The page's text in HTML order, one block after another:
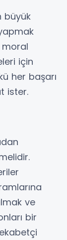
büyük
moral
için
her başarı
ister.
ve
bir